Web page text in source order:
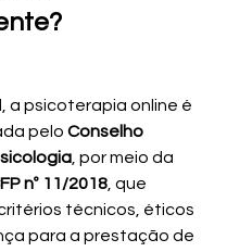
a psicoterapia online é
pelo Conselho
, por meio da
nº 11/2018, que
técnicos, éticos
para a prestação de